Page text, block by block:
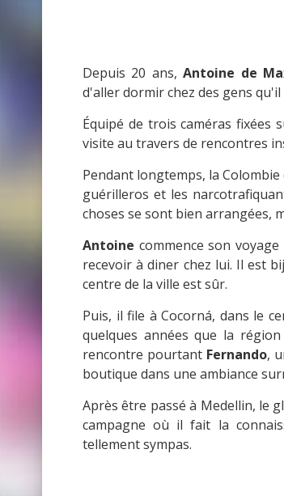
Depuis 20 ans,Antoine de
d'aller dormir chez des gens
Équipé de trois caméras
visite au travers de rencontres
Pendant longtemps, la
guérilleros et les
choses se sont bien arrangées,
Antoine commence son
recevoir à diner chez lui. Il est
centre de la ville est sûr.
Puis, il file à Cocorná, dans le
quelques années que la
rencontre pourtant Fernando,
boutique dans une ambiance
Après être passé à Medellin, le
campagne où il fait la
tellement sympas.